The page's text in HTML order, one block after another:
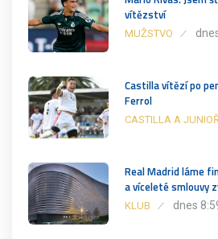
vítězství
MUŽSTVO
Castilla vítězí po
Ferrol
CASTILLA A
Real Madrid láme
a víceleté smlouvy
KLUB dnes